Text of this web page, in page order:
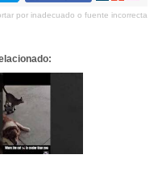
tumblrGoogle+
por inadecuado o fuente incorrecta